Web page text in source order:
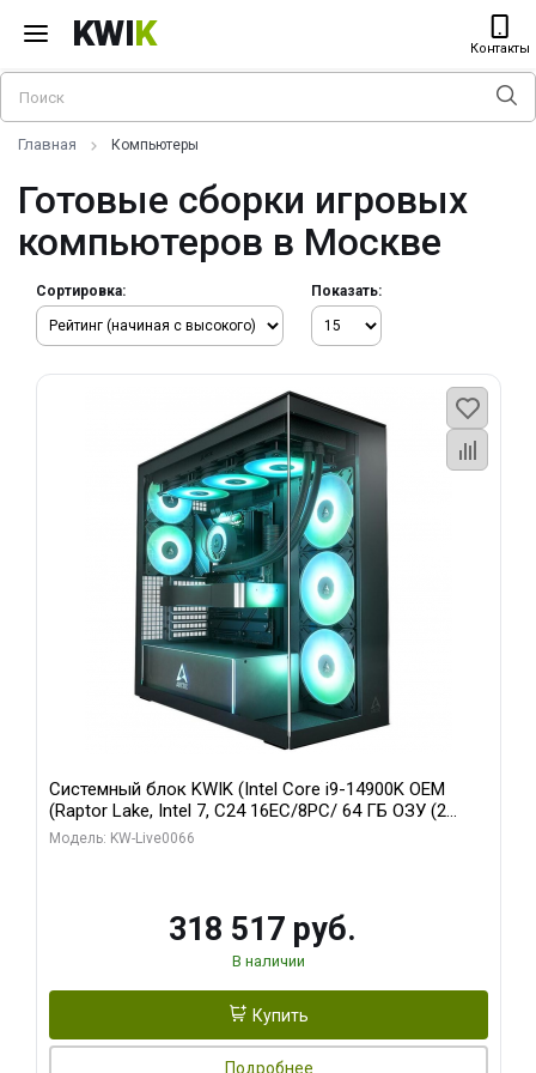
KWIK Контакты
Главная Компьютеры
Готовые сборки игровых
компьютеров в Москве
Сортировка: Показать:
Системный блок KWIK (Intel Core i9-14900K OEM
(Raptor Lake, Intel 7, C24 16EC/8PC/ 64 ГБ ОЗУ (2
модуля)/ Gigabyte RTX5080 XTREME WATERFORCE
Модель: KW-Live0066
318 517 руб.
В наличии
Купить
Подробнее